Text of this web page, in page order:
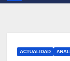
ACTUALIDAD